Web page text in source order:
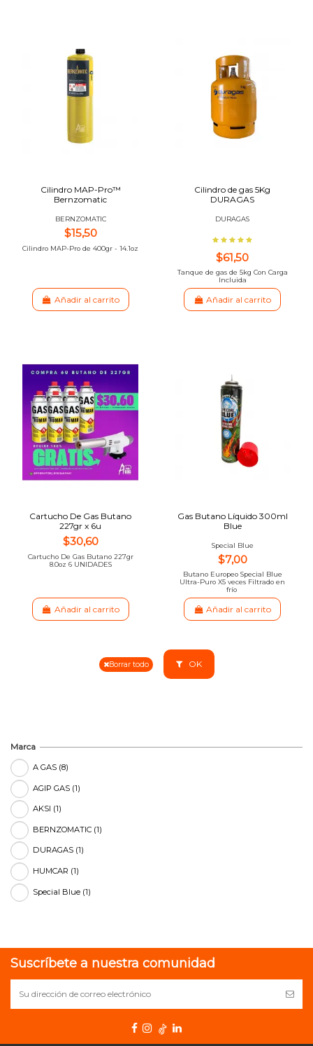
Cilindro MAP-Pro™
Bernzomatic
BERNZOMATIC
$15,50
Cilindro MAP-Pro de 400gr - 14.1oz
Añadir al carrito
Cilindro de gas 5Kg
DURAGAS
DURAGAS
$61,50
Tanque de gas de 5kg Con Carga
Incluida
Añadir al carrito
Cartucho De Gas Butano
227gr x 6u
$30,60
Cartucho De Gas Butano 227gr
8.0oz 6 UNIDADES
Añadir al carrito
Gas Butano Líquido 300ml
Blue
Special Blue
$7,00
Butano Europeo Special Blue
Ultra-Puro X5 veces Filtrado en
frío
Añadir al carrito
Borrar todo OK
Marca
A GAS (8)
AGIP GAS (1)
AKSI (1)
BERNZOMATIC (1)
DURAGAS (1)
HUMCAR (1)
Special Blue (1)
Suscríbete a nuestra comunidad